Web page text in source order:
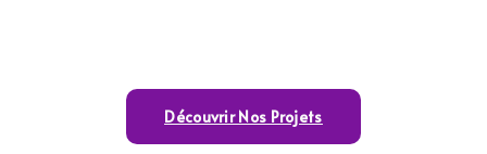
Découvrir Nos Projets